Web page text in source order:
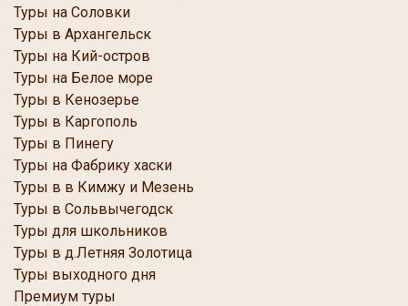
Туры на Соловки
Туры в Архангельск
Туры на Кий-остров
Туры на Белое море
Туры в Кенозерье
Туры в Каргополь
Туры в Пинегу
Туры на Фабрику хаски
Туры в в Кимжу и Мезень
Туры в Сольвычегодск
Туры для школьников
Туры в д.Летняя Золотица
Туры выходного дня
Премиум туры